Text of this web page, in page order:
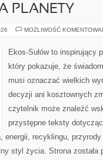
PLANETY
MOŻLIWOŚĆ
Ekos-Sułów to inspirujący
który pokazuje, że
musi oznaczać wielkich
decyzji ani kosztownych
czytelnik może znaleźć
przystępne teksty
energii, recyklingu,
styl życia. Strona została